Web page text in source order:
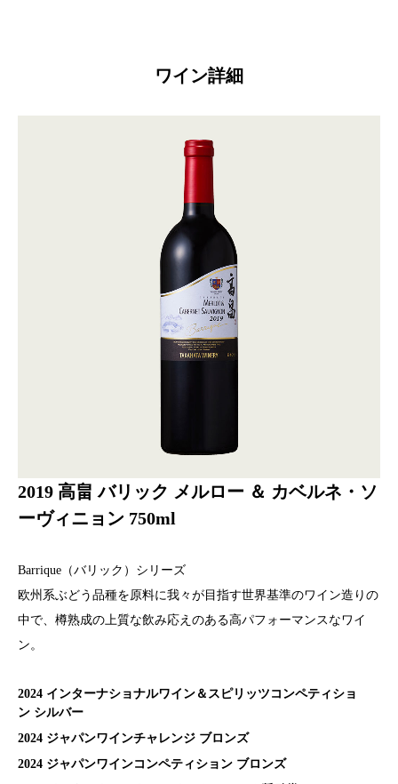
ワイン詳細
2019 高畠 バリック メルロー ＆ カベルネ・ソ
ーヴィニョン 750ml
Barrique（バリック）シリーズ
欧州系ぶどう品種を原料に我々が目指す世界基準のワイン造りの
中で、樽熟成の上質な飲み応えのある高パフォーマンスなワイ
ン。
2024 インターナショナルワイン＆スピリッツコンペティショ
ン シルバー
2024 ジャパンワインチャレンジ ブロンズ
2024 ジャパンワインコンペティション ブロンズ